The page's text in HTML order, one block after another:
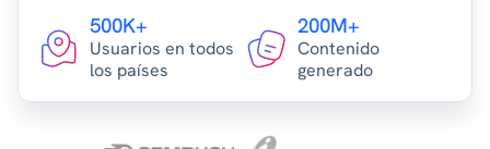
500K+
Usuarios en todos
los países
200M+
Contenido
generado